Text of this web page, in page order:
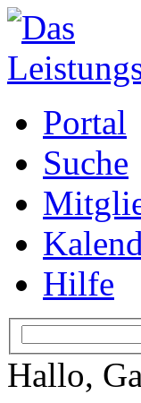
Portal
Suche
Hilfe
Hallo,